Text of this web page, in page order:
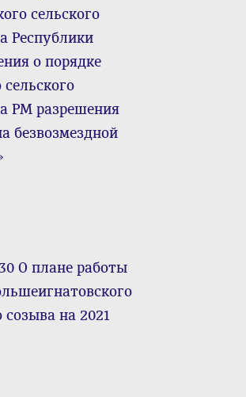
сельского
Республики
о порядке
РМ разрешения
безвозмездной
О плане работы
на 2021